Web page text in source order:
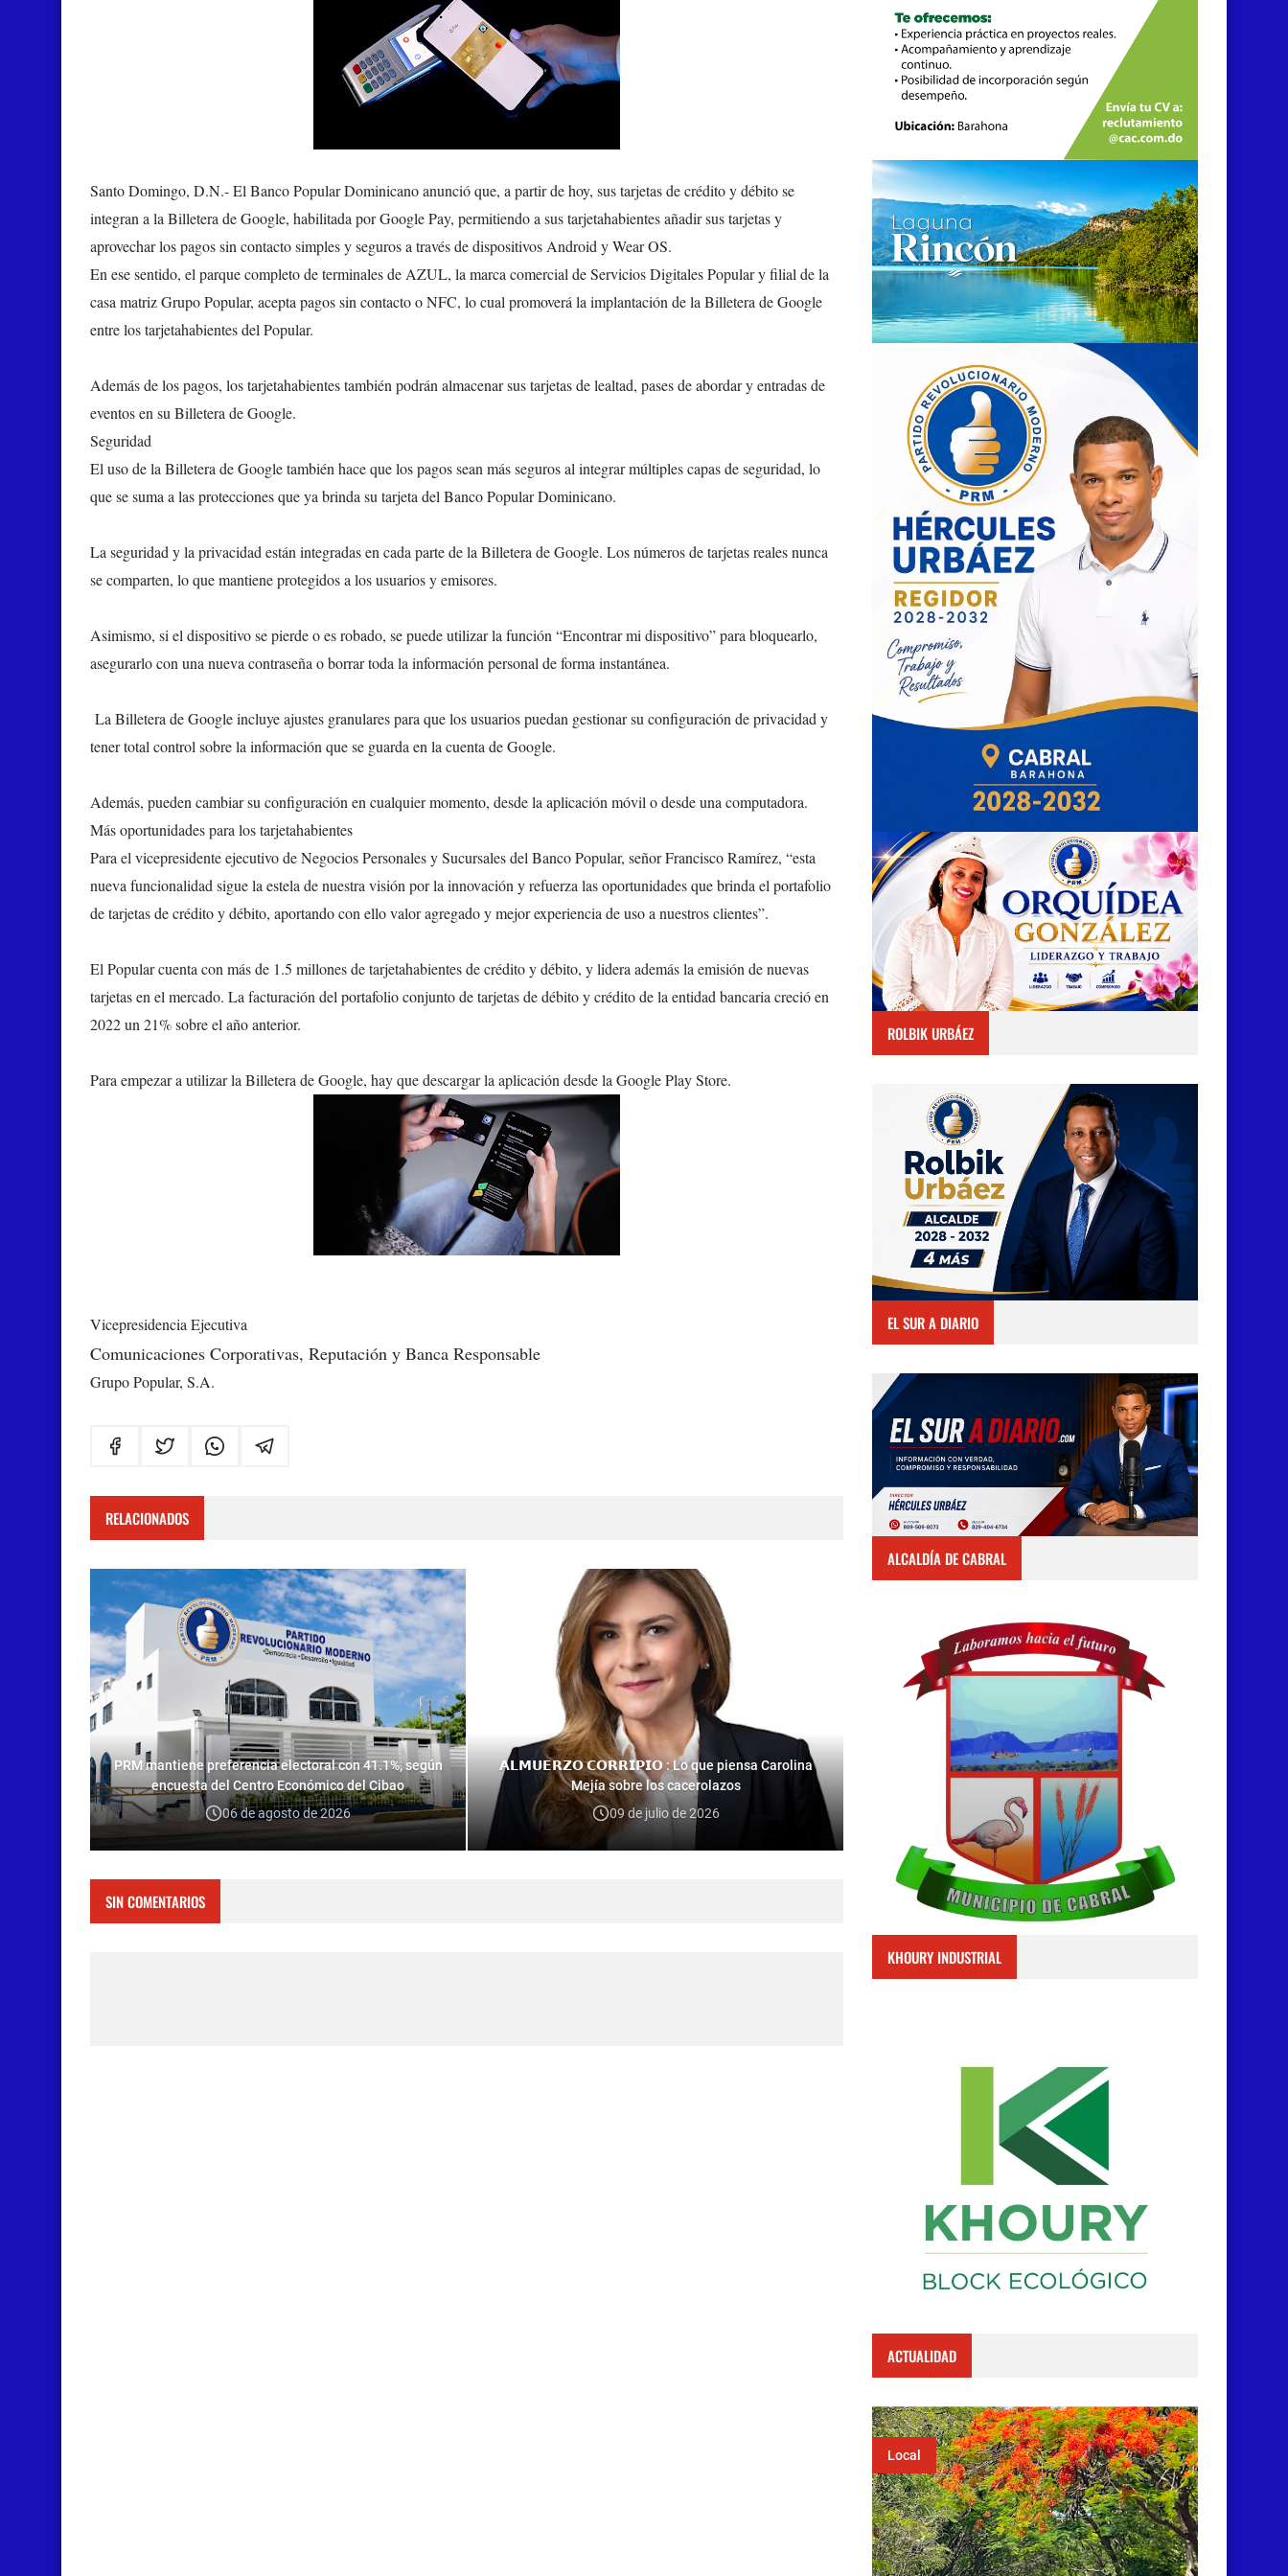
Santo Domingo, D.N.-El Banco Popular Dominicano anunció que, a partir de hoy, sus tarjetas de crédito y débito se
integran a la Billetera de Google, habilitada por Google Pay, permitiendo a sus tarjetahabientes añadir sus tarjetas y
aprovechar los pagos sin contacto simples y seguros a través de dispositivos Android y Wear OS.
En ese sentido, el parque completo de terminales de AZUL, la marca comercial de Servicios Digitales Popular y filial de la
casa matriz Grupo Popular, acepta pagos sin contacto o NFC, lo cual promoverá la implantación de la Billetera de Google
entre los tarjetahabientes del Popular.
Además de los pagos, los tarjetahabientes también podrán almacenar sus tarjetas de lealtad, pases de abordar y entradas de
eventos en su Billetera de Google.
Seguridad
El uso de la Billetera de Google también hace que los pagos sean más seguros al integrar múltiples capas de seguridad, lo
que se suma a las protecciones que ya brinda su tarjeta del Banco Popular Dominicano.
La seguridad y la privacidad están integradas en cada parte de la Billetera de Google. Los números de tarjetas reales nunca
se comparten, lo que mantiene protegidos a los usuarios y emisores.
Asimismo, si el dispositivo se pierde o es robado, se puede utilizar la función “Encontrar mi dispositivo” para bloquearlo,
asegurarlo con una nueva contraseña o borrar toda la información personal de forma instantánea.
La Billetera de Google incluye ajustes granulares para que los usuarios puedan gestionar su configuración de privacidad y
tener total control sobre la información que se guarda en la cuenta de Google.
Además, pueden cambiar su configuración en cualquier momento, desde la aplicación móvil o desde una computadora.
Más oportunidades para los tarjetahabientes
Para el vicepresidente ejecutivo de Negocios Personales y Sucursales del Banco Popular, señor Francisco Ramírez, “esta
nueva funcionalidad sigue la estela de nuestra visión por la innovación y refuerza las oportunidades que brinda el portafolio
de tarjetas de crédito y débito, aportando con ello valor agregado y mejor experiencia de uso a nuestros clientes”.
El Popular cuenta con más de 1.5 millones de tarjetahabientes de crédito y débito, y lidera además la emisión de nuevas
tarjetas en el mercado. La facturación del portafolio conjunto de tarjetas de débito y crédito de la entidad bancaria creció en
2022 un 21% sobre el año anterior.
Para empezar a utilizar la Billetera de Google, hay que descargar la aplicación desde la Google Play Store.
Vicepresidencia Ejecutiva
Comunicaciones Corporativas, Reputación y Banca Responsable
Grupo Popular, S.A.
RELACIONADOS
PRM mantiene preferencia electoral con 41.1%, según
encuesta del Centro Económico del Cibao
06 de agosto de 2026
𝗔𝗟𝗠𝗨𝗘𝗥𝗭𝗢 𝗖𝗢𝗥𝗥𝗜𝗣𝗜𝗢 : Lo que piensa Carolina
Mejía sobre los cacerolazos
09 de julio de 2026
SIN COMENTARIOS
ROLBIK URBÁEZ
EL SUR A DIARIO
ALCALDÍA DE CABRAL
KHOURY INDUSTRIAL
ACTUALIDAD
Local